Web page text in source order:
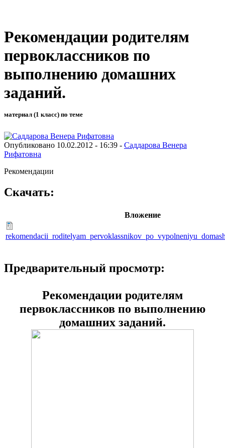
Рекомендации родителям
первоклассников по
выполнению домашних
заданий.
материал (1 класс) по теме
Опубликовано 10.02.2012 - 16:39 - Саддарова Венера
Рифатовна
Рекомендации
Скачать:
Вложение
Предварительный просмотр:
Рекомендации родителям
первоклассников по выполнению
домашних заданий.